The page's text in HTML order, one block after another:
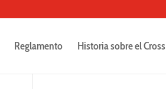
Reglamento Historia sobre el Cross